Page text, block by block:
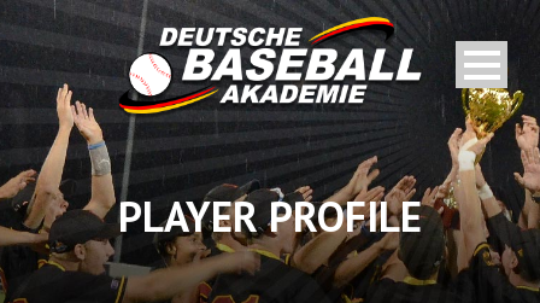
PLAYER PROFILE